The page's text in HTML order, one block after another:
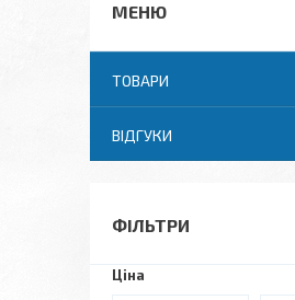
ТОВАРИ
ВІДГУКИ
ФІЛЬТРИ
Ціна